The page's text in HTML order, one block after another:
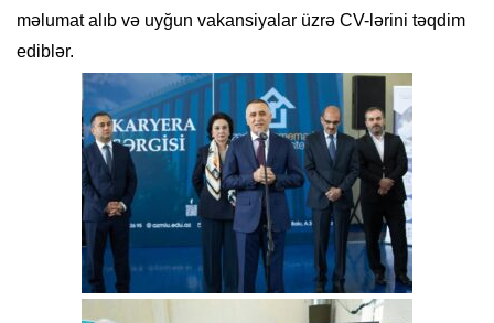
məlumat alıb və uyğun vakansiyalar üzrə CV-lərini təqdim
ediblər.